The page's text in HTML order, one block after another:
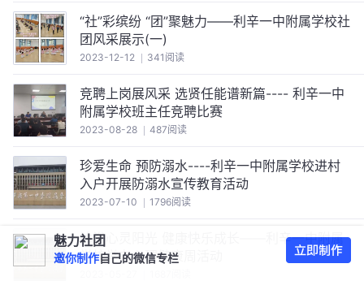
“社”彩缤纷 “团”聚魅力——利辛一中附属学校社
团风采展示(一)
2023-12-12 341阅读
竞聘上岗展风采 选贤任能谱新篇---- 利辛一中
附属学校班主任竞聘比赛
2023-08-28 487阅读
珍爱生命 预防溺水----利辛一中附属学校进村
入户开展防溺水宣传教育活动
2023-07-10 1796阅读
沐浴心灵阳光 健康快乐成长——利辛一中附属
学校举办心理健康周活动
魅力社团
邀你制作 自己的微信专栏